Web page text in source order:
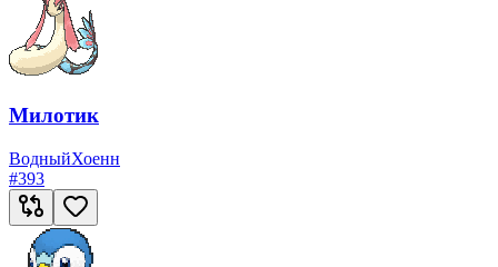
Милотик
ВодныйХоенн
#393